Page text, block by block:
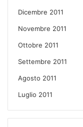
Dicembre 2011
Novembre 2011
Ottobre 2011
Settembre 2011
Agosto 2011
Luglio 2011